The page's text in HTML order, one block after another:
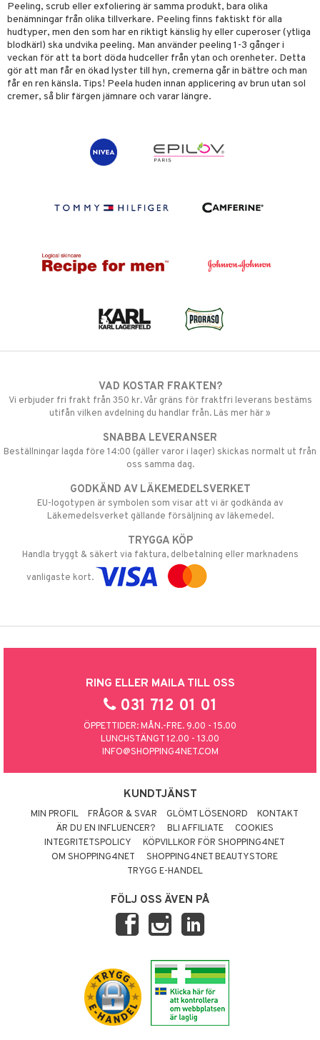
Peeling, scrub eller exfoliering är samma produkt, bara olika
benämningar från olika tillverkare. Peeling finns faktiskt för alla
hudtyper, men den som har en riktigt känslig hy eller cuperoser (ytliga
blodkärl) ska undvika peeling. Man använder peeling 1-3 gånger i
veckan för att ta bort döda hudceller från ytan och orenheter. Detta
gör att man får en ökad lyster till hyn, cremerna går in bättre och man
får en ren känsla. Tips! Peela huden innan applicering av brun utan sol
cremer, så blir färgen jämnare och varar längre.
VAD KOSTAR FRAKTEN?
Vi erbjuder fri frakt från 350 kr. Vår gräns för fraktfri leverans bestäms
utifån vilken avdelning du handlar från. Läs mer här »
SNABBA LEVERANSER
Beställningar lagda före 14:00 (gäller varor i lager) skickas normalt ut från
oss samma dag.
GODKÄND AV LÄKEMEDELSVERKET
EU-logotypen är symbolen som visar att vi är godkända av
Läkemedelsverket gällande försäljning av läkemedel.
TRYGGA KÖP
Handla tryggt & säkert via faktura, delbetalning eller marknadens
vanligaste kort.
RING ELLER MAILA TILL OSS
031 712 01 01
ÖPPETTIDER: MÅN.-FRE. 9.00 - 15.00
LUNCHSTÄNGT 12.00 - 13.00
INFO@SHOPPING4NET.COM
KUNDTJÄNST
MIN PROFIL FRÅGOR & SVAR GLÖMT LÖSENORD
KONTAKT
ÄR DU EN INFLUENCER?
BLI AFFILIATE
COOKIES
INTEGRITETSPOLICY
KÖPVILLKOR FÖR SHOPPING4NET
OM SHOPPING4NET
SHOPPING4NET BEAUTYSTORE
TRYGG E-HANDEL
FÖLJ OSS ÄVEN PÅ